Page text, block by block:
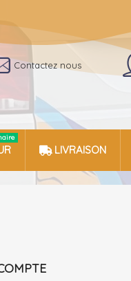
Contactez nous
LIVRAISON